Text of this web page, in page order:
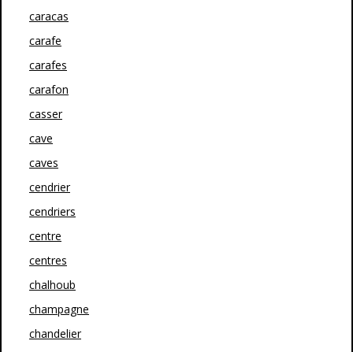
caracas
carafe
carafes
carafon
casser
cave
caves
cendrier
cendriers
centre
centres
chalhoub
champagne
chandelier